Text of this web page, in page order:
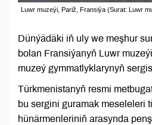
Luwr muzeýi, Pariž, Fransiýa (Surat: Luwr
Dünýädäki iň uly we meşhur
bolan Fransiýanyň Luwr
muzeý gymmatlyklarynyň
Türkmenistanyň resmi
bu sergini guramak meseleleri
hünärmenleriniň arasynda